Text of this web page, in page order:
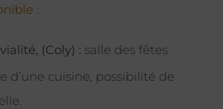
:
(Coly) : salle des fêtes
d’une cuisine, possibilité de